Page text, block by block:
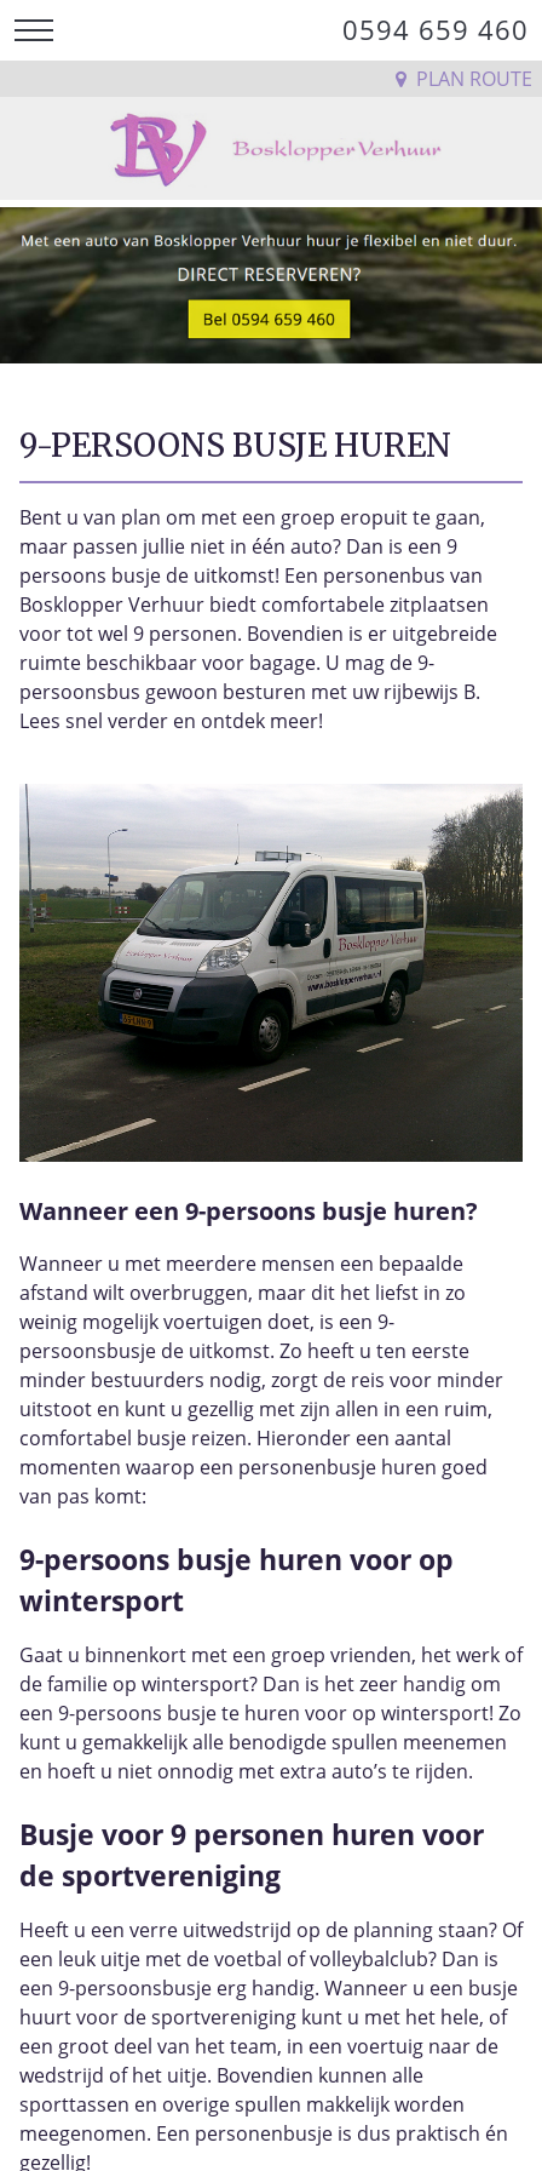
0594 659 460
PLAN ROUTE
9-PERSOONS BUSJE HUREN
Bent u van plan om met een groep eropuit te gaan,
maar passen jullie niet in één auto? Dan is een 9
persoons busje de uitkomst! Een personenbus van
Bosklopper Verhuur biedt comfortabele zitplaatsen
voor tot wel 9 personen. Bovendien is er uitgebreide
ruimte beschikbaar voor bagage. U mag de 9-
persoonsbus gewoon besturen met uw rijbewijs B.
Lees snel verder en ontdek meer!
Wanneer een 9-persoons busje huren?
Wanneer u met meerdere mensen een bepaalde
afstand wilt overbruggen, maar dit het liefst in zo
weinig mogelijk voertuigen doet, is een 9-
persoonsbusje de uitkomst. Zo heeft u ten eerste
minder bestuurders nodig, zorgt de reis voor minder
uitstoot en kunt u gezellig met zijn allen in een ruim,
comfortabel busje reizen. Hieronder een aantal
momenten waarop een personenbusje huren goed
van pas komt:
9-persoons busje huren voor op
wintersport
Gaat u binnenkort met een groep vrienden, het werk of
de familie op wintersport? Dan is het zeer handig om
een 9-persoons busje te huren voor op wintersport! Zo
kunt u gemakkelijk alle benodigde spullen meenemen
en hoeft u niet onnodig met extra auto’s te rijden.
Busje voor 9 personen huren voor
de sportvereniging
Heeft u een verre uitwedstrijd op de planning staan? Of
een leuk uitje met de voetbal of volleybalclub? Dan is
een 9-persoonsbusje erg handig. Wanneer u een busje
huurt voor de sportvereniging kunt u met het hele, of
een groot deel van het team, in een voertuig naar de
wedstrijd of het uitje. Bovendien kunnen alle
sporttassen en overige spullen makkelijk worden
meegenomen. Een personenbusje is dus praktisch én
gezellig!